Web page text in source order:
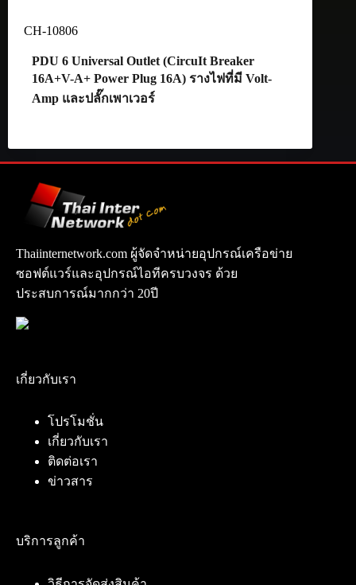
CH-10806
PDU 6 Universal Outlet (CircuIt Breaker
16A+V-A+ Power Plug 16A) รางไฟที่มี Volt-
Amp และปลั๊กเพาเวอร์
Thaiinternetwork.com ผู้จัดจำหน่ายอุปกรณ์เครือข่าย
ซอฟต์แวร์และอุปกรณ์ไอทีครบวงจร ด้วย
ประสบการณ์มากกว่า 20ปี
เกี่ยวกับเรา
โปรโมชั่น
เกี่ยวกับเรา
ติดต่อเรา
ข่าวสาร
บริการลูกค้า